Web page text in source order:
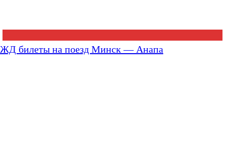
ЖД билеты на поезд Минск — Анапа